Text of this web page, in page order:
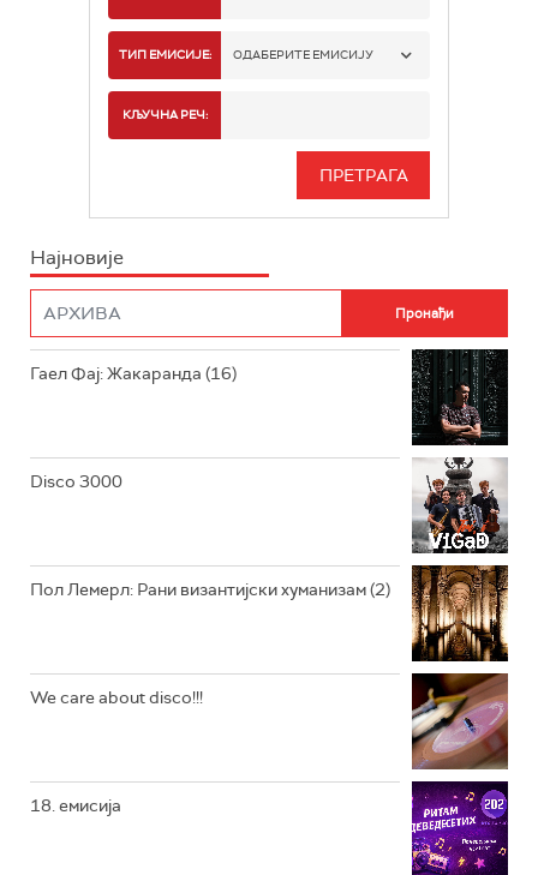
РАДИО БЕОГРАД 1
РАДИО БЕОГРАД 3
РАДИО РОКЕНРОЛЕР
РАДИО ЏЕЗЕР
ТИП ЕМИСИЈЕ: ОДАБЕРИТЕ ЕМИСИЈУ
ИНФО
КЉУЧНА РЕЧ:
Најновије
Гаел Фај: Жакаранда (16)
Disco 3000
Пол Лемерл: Рани византијски хуманизам (2)
We care about disco!!!
18. емисија